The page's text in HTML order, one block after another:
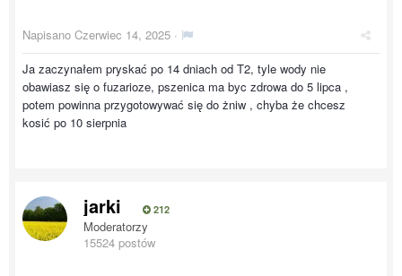
Napisano Czerwiec 14, 2025 ·
Ja zaczynałem pryskać po 14 dniach od T2, tyle wody nie
obawiasz się o fuzarioze, pszenica ma byc zdrowa do 5 lipca ,
potem powinna przygotowywać się do żniw , chyba że chcesz
kosić po 10 sierpnia
jarki 212
Moderatorzy
15524 postów